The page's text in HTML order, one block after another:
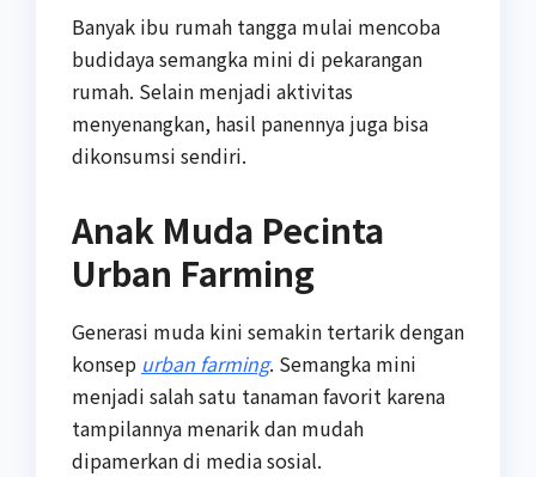
Banyak ibu rumah tangga mulai mencoba
budidaya semangka mini di pekarangan
rumah. Selain menjadi aktivitas
menyenangkan, hasil panennya juga bisa
dikonsumsi sendiri.
Anak Muda Pecinta
Urban Farming
Generasi muda kini semakin tertarik dengan
konsep urban farming. Semangka mini
menjadi salah satu tanaman favorit karena
tampilannya menarik dan mudah
dipamerkan di media sosial.